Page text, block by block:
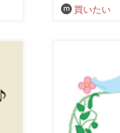
買いたい